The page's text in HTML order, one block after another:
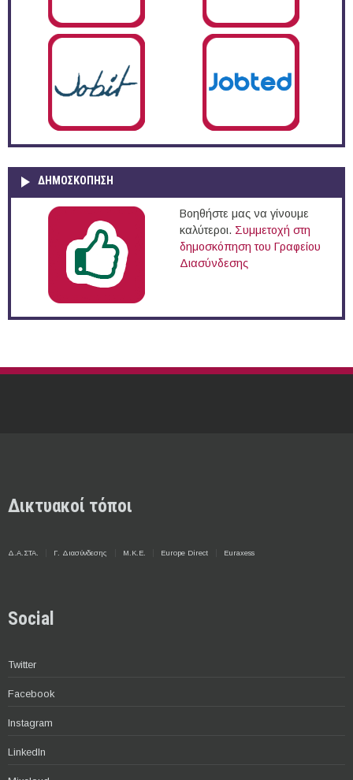
ΔΗΜΟΣΚΌΠΗΣΗ
Βοηθήστε μας να γίνουμε
καλύτεροι. Συμμετοχή στη
δημοσκόπηση του Γραφείου
Διασύνδεσης
Δικτυακοί τόποι
Δ.Α.ΣΤΑ. Γ. Διασύνδεσης Μ.Κ.Ε. Europe Direct Euraxess
Social
Twitter
Facebook
Instagram
LinkedIn